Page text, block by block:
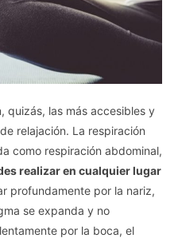
quizás, las más accesibles y
relajación. La respiración
como respiración abdominal,
realizar en cualquier lugar
profundamente por la nariz,
se expanda y no
por la boca, el